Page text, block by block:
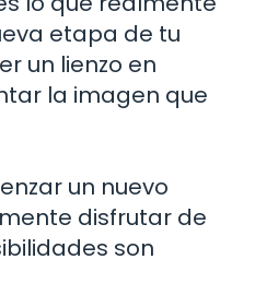
etapa de tu
un lienzo en
la imagen que
un nuevo
disfrutar de
son